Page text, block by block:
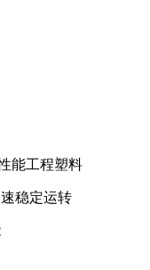
能工程塑料
稳定运转